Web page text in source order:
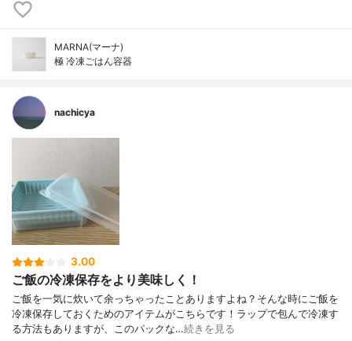
MARNA(マーナ)
極 冷凍ごはん容器
nachicya
3.00
ご飯の冷凍保存をより美味しく！
ご飯を一気に炊いて余っちゃったことありますよね？そんな時にご飯を
冷凍保存しておくためのアイテムがこちらです！ラップで包んで冷凍す
る方法もありますが、このパックな…続きを見る